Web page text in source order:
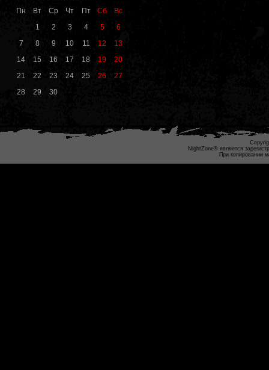
Пн
Вт Ср Чт Пт Сб
Вс
1
2 3 4 5
6
7
8 9 10 11 12
13
14
15 16 17 18 19
20
21
22 23 24 25 26
27
28
29 30
NightZone® является
При копировании